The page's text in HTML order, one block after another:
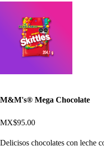
M&M's® Mega Chocolate
MX$95.00
Delicisos chocolates con leche